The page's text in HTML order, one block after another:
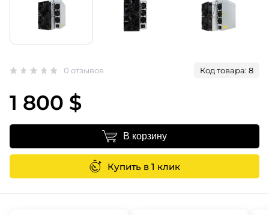
0 отзывов Код товара: 8
1 800 $
В корзину
Купить в 1 клик